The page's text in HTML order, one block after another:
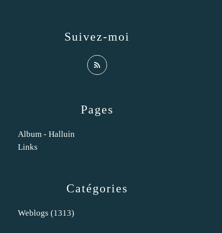
Catégories
Weblogs (1313)
Pages
Album - Halluin
Links
Suivez-moi